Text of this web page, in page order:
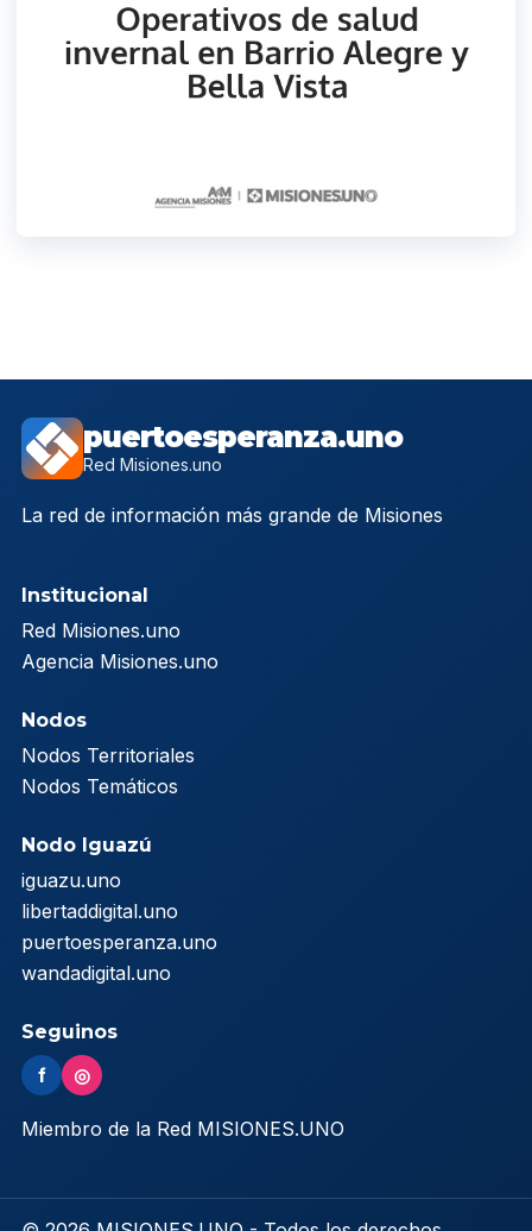
puertoesperanza.uno
Red Misiones.uno
La red de información más grande de Misiones
Institucional
Red Misiones.uno
Agencia Misiones.uno
Nodos
Nodos Territoriales
Nodos Temáticos
Nodo Iguazú
iguazu.uno
libertaddigital.uno
puertoesperanza.uno
wandadigital.uno
Seguinos
f ◎
Miembro de la Red MISIONES.UNO